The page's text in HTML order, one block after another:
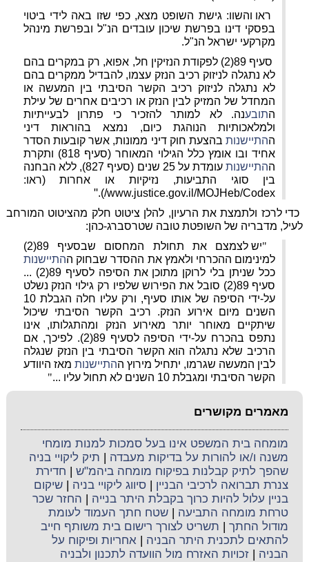
ראו והשוו: גישת השופט מצא, כפי שזו באה לידי ביטוי
בפסקי דינו בפרשת שיכון עובדים הנ"ל ובפרשת מינהל
מקרקעי ישראל הנ"ל.
סעיף 89(2) לפקודת הנזיקין חל, אפוא, רק במקרים בהם
לא נתגלה לניזוק רכיב הנזק עצמו, להבדיל ממקרים בהם
לא נתגלה לניזוק רכיב הקשר הסיבתי בין המעשה או
המחדל של המזיק לבין הנזק או רכיבים אחרים של עילת
התובענה. לא למותר להזכיר כי פתרון לבעייתיות
ולמלאכותיות הנוהגת כיום, נמצא בהוראות דיני
ההתיישנותבהצעת חוק דיני ממונות, אשר קובעות הסדר
אחיד ובו אומץ כלל הגילוי המאוחר (סעיף 818) ותקרת
ההתיישנות
עומדת על 25 שנים (סעיף 827), ללא הבחנה
בין סוגי התביעות, נזיקיות או אחרות (ראו:
www.justice.gov.il/MOJHeb/Codex/
).
"
כדי לרכז ולתמצת את הרעיון, להלן ציטוט חלק מהציטוט המורחב
לעיל, מדבריה של השופטת טובה שטרסברג-כהן:
"
יש לצמצם את תחולת המחסום שבסעיף 89(2)
למינימום ההכרחי ולאמץ את ההסדר שבחוק ההתיישנות
ככל שניתן בלי לרוקן מתוכן את הסיפה לסעיף 89(2) ...
סעיף 89(2) סובל את הפירוש שלפיו רק גילוי הנזק נשלט
על-ידי הסיפה של אותו סעיף, ורק עליו חלה הגבלת 10
השנים מיום אירוע הנזק. רכיב הקשר הסיבתי שיכול
שיתקיים מאוחר יותר מאירוע הנזק ומהתגלותו, אינו
נתפס בהכרח על-ידי הסיפה לסעיף 89(2). לפיכך, אם
הרכיב שלא נתגלה הוא הקשר הסיבתי בין הנזק שנגלה
לבין המעשה שגרמו, יתחיל מירוץ ההתיישנות מאז היוודע
הקשר הסיבתי ומגבלת 10 השנים לא תחול עליו ...
"
מאמרים מקושרים
מומחה בית המשפט אינו בעל סמכות למנות מומחי
משנה ו/או להורות על בדיקות מעבדה
תיק ליקויי בניה
שהפך לתיק קבלנות בפיקוח מומחה ביהמ"ש
חדירת
צנרת תברואה לרכיבי הבניין |סיווג ליקויי בניה |שיקום
בניין עלול להיות כרוך בקבלת היתר בנייה
החזר שכר
טרחת מומחה התביעה |שטח חתך העמוד לעומת
מודול החתך
תשריט לצורך רישום בית משותף חייב
להתאים לתכנית היתר הבניה |אחריות ופיקוח על
הבניה |זכויות האזרח מול הוועדה לתכנון ולבניה